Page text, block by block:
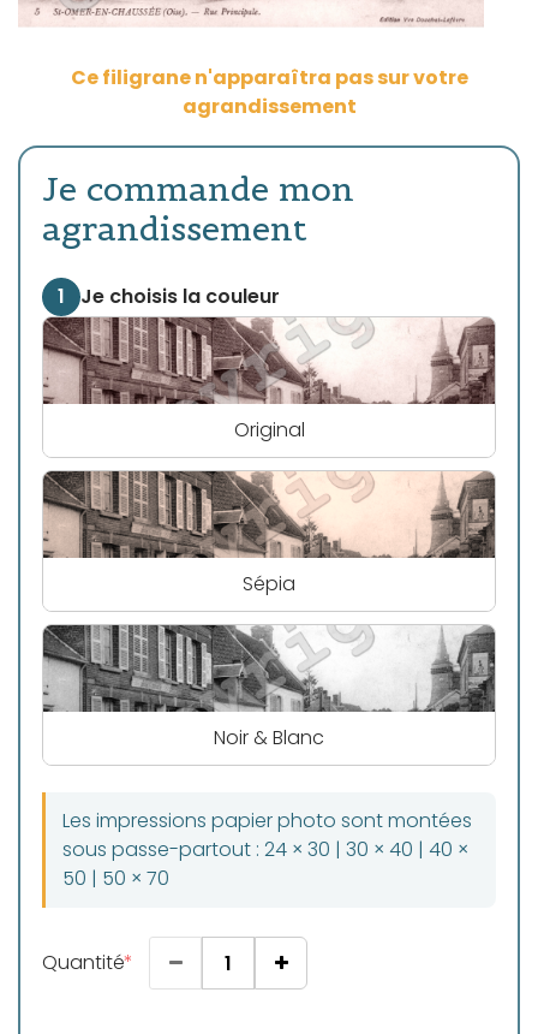
Ce filigrane n'apparaîtra pas sur votre
agrandissement
Je commande mon
agrandissement
1 Je choisis la couleur
Original
Sépia
Noir & Blanc
Les impressions papier photo sont montées
sous passe-partout : 24 × 30 | 30 × 40 | 40 ×
50 | 50 × 70
Quantité